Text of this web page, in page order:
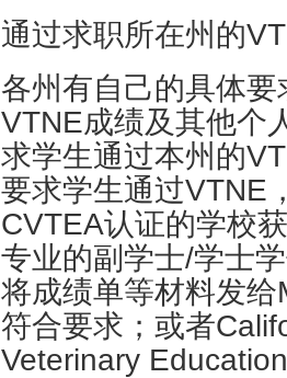
通过求职所在州的
各州有自己的具体
VTNE成绩及其他个
求学生通过本州的
要求学生通过VTNE
CVTEA认证的学校
专业的副学士/学士
将成绩单等材料发
符合要求；或者
Veterinary